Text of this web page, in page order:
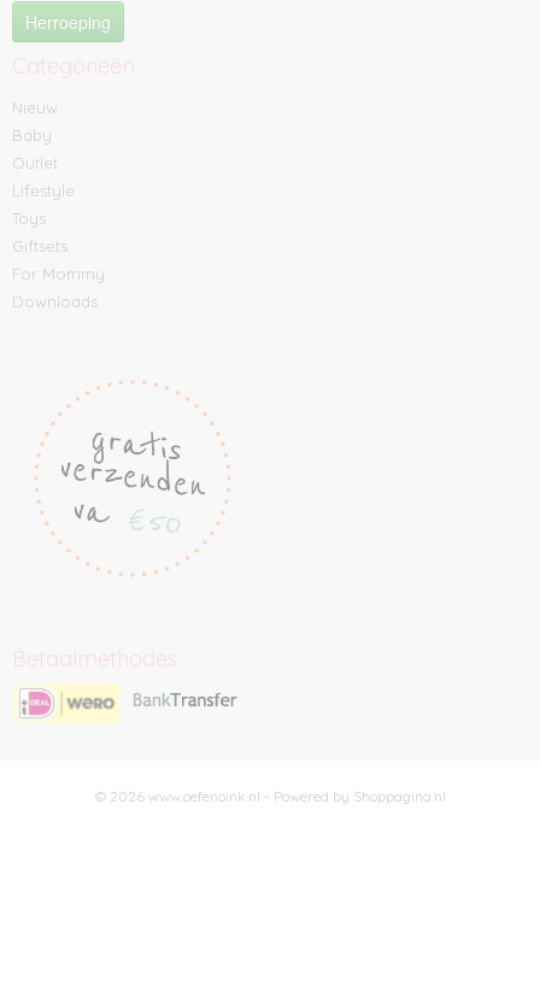
Herroeping
Categorieën
Nieuw
Baby
Outlet
Lifestyle
Toys
Giftsets
For Mommy
Downloads
Betaalmethodes
© 2026 www.oefenoink.nl - Powered by Shoppagina.nl